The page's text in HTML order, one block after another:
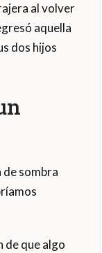
al volver
aquella
dos hijos
de sombra
de que algo